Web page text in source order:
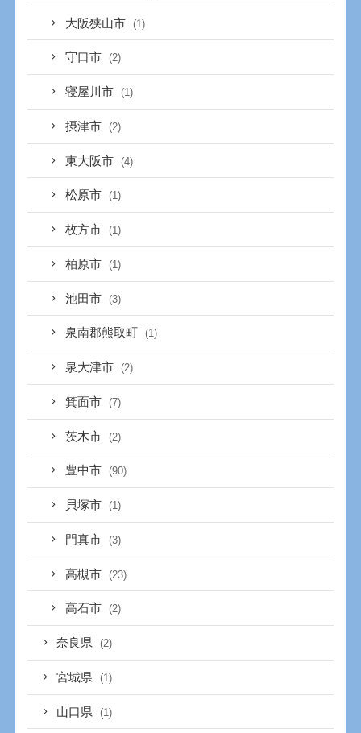
大阪狭山市 (1)
守口市 (2)
寝屋川市 (1)
摂津市 (2)
東大阪市 (4)
松原市 (1)
枚方市 (1)
柏原市 (1)
池田市 (3)
泉南郡熊取町 (1)
泉大津市 (2)
箕面市 (7)
茨木市 (2)
豊中市 (90)
貝塚市 (1)
門真市 (3)
高槻市 (23)
高石市 (2)
奈良県 (2)
宮城県 (1)
山口県 (1)